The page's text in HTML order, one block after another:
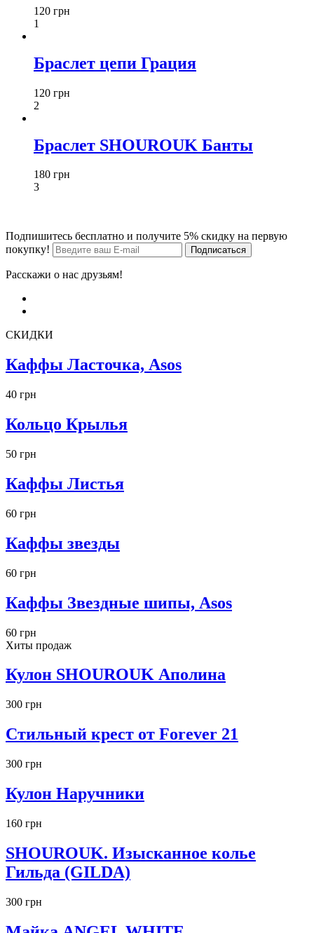
120 грн
1
Браслет цепи Грация
120 грн
2
Браслет SHOUROUK Банты
180 грн
3
Подпишитесь бесплатно и получите 5% скидку на первую
покупку!
Расскажи о нас друзьям!
СКИДКИ
Каффы Ласточка, Asos
40 грн
Кольцо Крылья
50 грн
Каффы Листья
60 грн
Каффы звезды
60 грн
Каффы Звездные шипы, Asos
60 грн
Хиты продаж
Кулон SHOUROUK Аполина
300 грн
Стильный крест от Forever 21
300 грн
Кулон Наручники
160 грн
SHOUROUK. Изысканное колье
Гильда (GILDA)
300 грн